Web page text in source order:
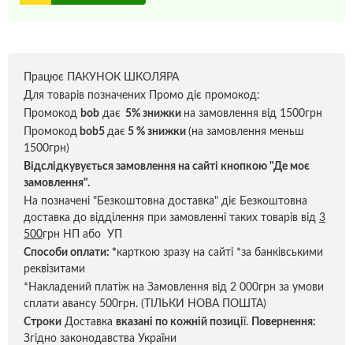
Працює ПАКУНОК ШКОЛЯРА
Для товарів позначених Промо діє промокод:
Промокод bob дає 5% знижки на замовлення від 1500грн
Промокод bob5 дає 5 % знижки (на замовлення меньш
1500грн)
Відслідкувується замовлення на сайті кнопкою "Де моє
замовлення".
На позначені "Безкоштовна доставка" діє Безкоштовна
доставка до відділення при замовленні таких товарів від 3
500грн НП або УП
Способи оплати: *карткою зразу на сайті *за банківськими
реквізитами
*Накладений платіж на Замовлення від 2 000грн за умови
сплати авансу 500грн. (ТІЛЬКИ НОВА ПОШТА)
Строки Доставка вказані по кожній позиції.
Повернення:
Згідно законодавства України